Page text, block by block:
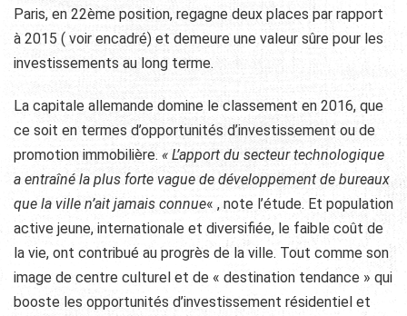
Paris, en 22ème position, regagne deux places par rapport
à 2015 ( voir encadré) et demeure une valeur sûre pour les
investissements au long terme.
La capitale allemande domine le classement en 2016, que
ce soit en termes d’opportunités d’investissement ou de
promotion immobilière. « L’apport du secteur technologique
a entraîné la plus forte vague de développement de bureaux
que la ville n’ait jamais connue« , note l’étude. Et population
active jeune, internationale et diversifiée, le faible coût de
la vie, ont contribué au progrès de la ville. Tout comme son
image de centre culturel et de « destination tendance » qui
booste les opportunités d’investissement résidentiel et